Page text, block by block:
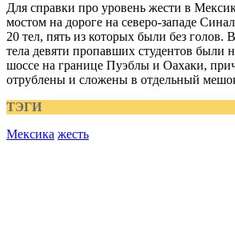
Для справки про уровень жести в
мостом на дороге на северо-западе
20 тел, пять из которых были без голов.
тела девяти пропавших студентов были
шоссе на границе Пуэблы и Оахаки,
отрублены и сложены в отдельный
ТЭГИ
Мексика жесть